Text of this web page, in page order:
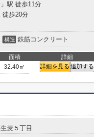
」駅 徒歩11分
徒歩20分
構造 鉄筋コンクリート
面積 詳細
32.40㎡ 詳細を見る 追加する
生麦 ５丁目